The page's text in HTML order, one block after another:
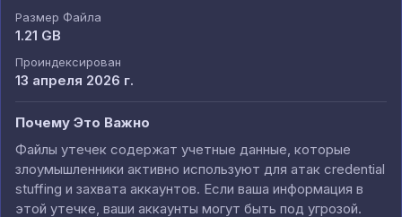
Размер Файла
1.21 GB
Проиндексирован
13 апреля 2026 г.
Почему Это Важно
Файлы утечек содержат учетные данные, которые
злоумышленники активно используют для атак credential
stuffing и захвата аккаунтов. Если ваша информация в
этой утечке, ваши аккаунты могут быть под угрозой.